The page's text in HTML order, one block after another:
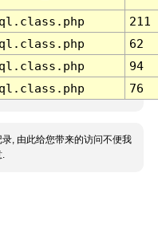
211
62
94
76
, 由此给您带来的访问不便我
.